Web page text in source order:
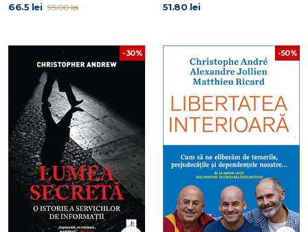
66.5 lei 95.00 lei 51.80 lei
-30% -50%